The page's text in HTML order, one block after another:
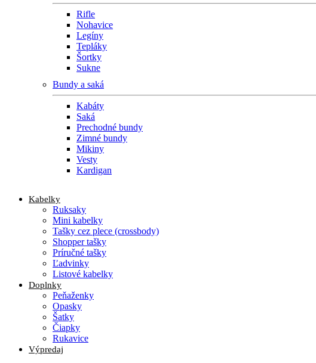
Rifle
Nohavice
Legíny
Tepláky
Šortky
Sukne
Bundy a saká
Kabáty
Saká
Prechodné bundy
Zimné bundy
Mikiny
Vesty
Kardigan
Kabelky
Ruksaky
Mini kabelky
Tašky cez plece (crossbody)
Shopper tašky
Príručné tašky
Ľadvinky
Listové kabelky
Doplnky
Peňaženky
Opasky
Šatky
Čiapky
Rukavice
Výpredaj